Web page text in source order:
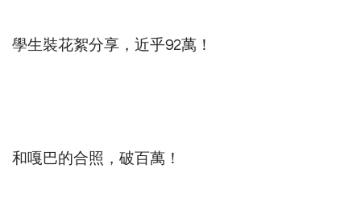
學生裝花絮分享，近乎92萬！
和嘎巴的合照，破百萬！